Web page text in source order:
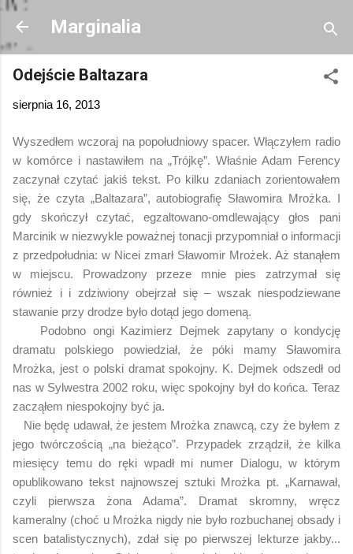
Przejdź do głównej zawartości
Marginalia
Odejście Baltazara
sierpnia 16, 2013
Wyszedłem wczoraj na popołudniowy spacer. Włączyłem radio
w komórce i nastawiłem na „Trójkę”. Właśnie Adam Ferency
zaczynał czytać jakiś tekst. Po kilku zdaniach zorientowałem
się, że czyta „Baltazara”, autobiografię Sławomira Mrożka. I
gdy skończył czytać, egzaltowano-omdlewający głos pani
Marcinik w niezwykle poważnej tonacji przypomniał o informacji
z przedpołudnia: w Nicei zmarł Sławomir Mrożek. Aż stanąłem
w miejscu. Prowadzony przeze mnie pies zatrzymał się
również i i zdziwiony obejrzał się – wszak niespodziewane
stawanie przy drodze było dotąd jego domeną.
Podobno ongi Kazimierz Dejmek zapytany o kondycję
dramatu polskiego powiedział, że póki mamy Sławomira
Mrożka, jest o polski dramat spokojny. K. Dejmek odszedł od
nas w Sylwestra 2002 roku, więc spokojny był do końca. Teraz
zacząłem niespokojny być ja.
Nie będę udawał, że jestem Mrożka znawcą, czy że byłem z
jego twórczością „na bieżąco”. Przypadek zrządził, że kilka
miesięcy temu do ręki wpadł mi numer Dialogu, w którym
opublikowano tekst najnowszej sztuki Mrożka pt. „Karnawał,
czyli pierwsza żona Adama”. Dramat skromny, wręcz
kameralny (choć u Mrożka nigdy nie było rozbuchanej obsady i
scen batalistycznych), zdał się po pierwszej lekturze jakby...